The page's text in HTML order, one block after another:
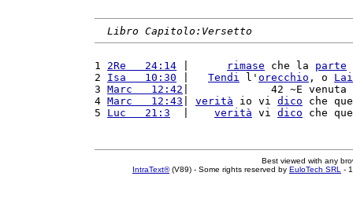
Libro Capitolo:Versetto
1 2Re   24:14 rimase che la parte
2 Isa   10:30 Tendi l' orecchio , o
3 Marc   12:42 |             42 ~E venuta
4 Marc   12:43 verità io vi dico che
5 Luc   21:3 verità vi dico che
Best viewed with any
IntraText®(V89) - Some rights reserved by EuloTech SRL -